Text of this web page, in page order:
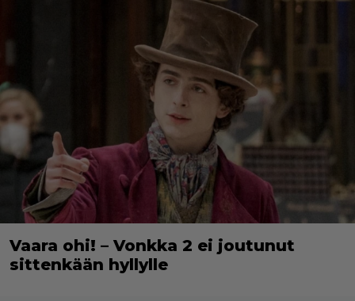
Vaara ohi! – Vonkka 2 ei joutunut
sittenkään hyllylle